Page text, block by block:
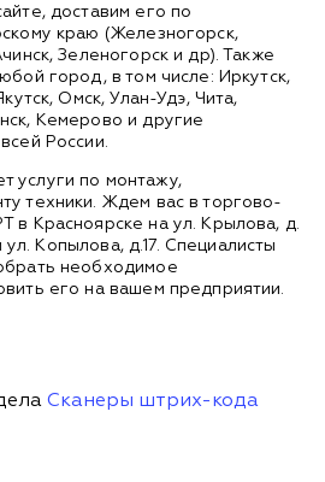
доставим его по
краю (Железногорск,
Зеленогорск и др). Также
город, в том числе: Иркутск,
Омск, Улан-Удэ, Чита,
Кемерово и другие
России.
услуги по монтажу,
техники. Ждем вас в торгово-
в Красноярске на ул. Крылова, д.
Копылова, д.17. Специалисты
необходимое
его на вашем предприятии.
Сканеры штрих-кода